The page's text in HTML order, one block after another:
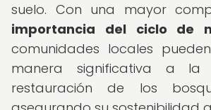
suelo. Con una mayor
importancia del ciclo de
comunidades locales
manera significativa a la
restauración de los